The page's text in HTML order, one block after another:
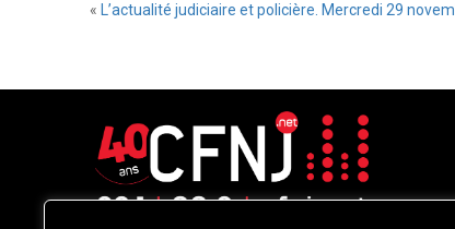
« L’actualité judiciaire et policière. Mercredi 29